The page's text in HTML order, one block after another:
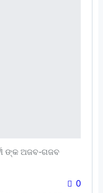
ଙ୍କ ଅଜବ-ଗଜବ
0